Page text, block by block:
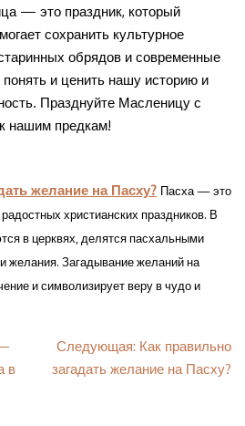
— это праздник, который
сохранить культурное
обрядов и современные
и ценить нашу историю и
Празднуйте Масленицу с
нашим предкам!
желание на Пасху? Пасха — это
христианских праздников. В
в церквях, делятся пасхальными
желания. Загадывание желаний на
и символизирует веру в чудо и
в
Следующая: Как правильно
загадать желание на Пасху?